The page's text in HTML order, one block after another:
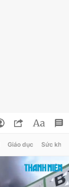
Giáo dục Sức khỏe